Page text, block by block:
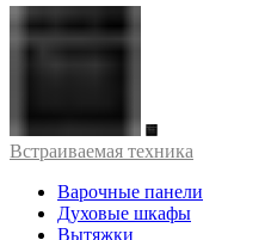
Встраиваемая техника
Варочные панели
Духовые шкафы
Вытяжки